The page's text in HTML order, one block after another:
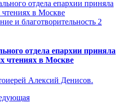
и благотворительность 2
отдела епархии приняла
чтениях в Москве
Алексий Денисов.